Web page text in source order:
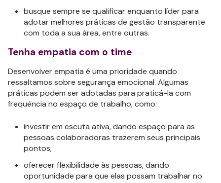
busque sempre se qualificar enquanto líder para
adotar melhores práticas de gestão transparente
com toda a sua área, entre outras.
Tenha empatia com o time
Desenvolver empatia é uma prioridade quando
ressaltamos sobre segurança emocional. Algumas
práticas podem ser adotadas para praticá-la com
frequência no espaço de trabalho, como:
investir em escuta ativa, dando espaço para as
pessoas colaboradoras trazerem seus principais
pontos;
oferecer flexibilidade às pessoas, dando
oportunidade para que elas possam trabalhar no